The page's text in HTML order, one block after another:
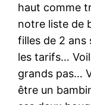
haut comme
notre liste de
filles de 2 ans
les tarifs…
grands pas…
être un